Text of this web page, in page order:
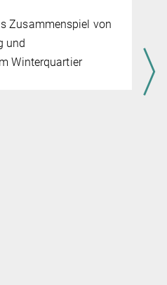
Zusammenspiel von
und
Winterquartier